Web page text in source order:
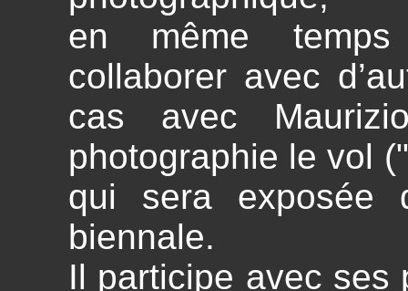
en même
collaborer avec
cas avec
photographie le vol
qui sera exposée
biennale.
Il participe avec ses